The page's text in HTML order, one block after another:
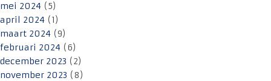
mei 2024 (5)
april 2024 (1)
maart 2024 (9)
februari 2024 (6)
december 2023 (2)
november 2023 (8)